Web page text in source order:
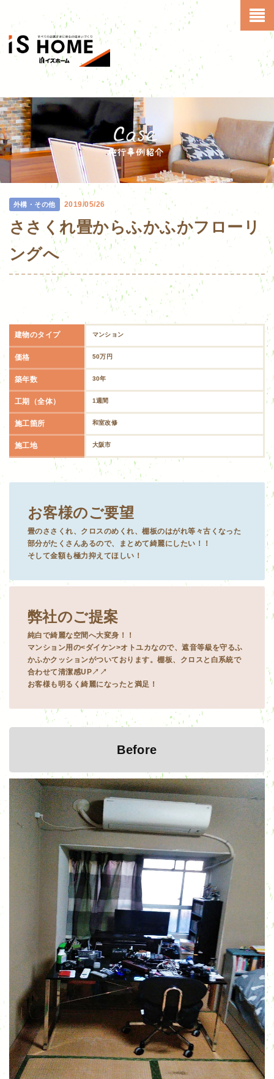
外構・その他 2019/05/26
ささくれ畳からふかふかフローリ
ングへ
建物のタイプ マンション
価格 50万円
築年数 30年
工期（全体） 1週間
施工箇所 和室改修
施工地 大阪市
お客様のご要望
畳のささくれ、クロスのめくれ、棚板のはがれ等々古くなった
部分がたくさんあるので、まとめて綺麗にしたい！！
そして金額も極力抑えてほしい！
弊社のご提案
純白で綺麗な空間へ大変身！！
マンション用の<ダイケン>オトユカなので、遮音等級を守るふ
かふかクッションがついております。棚板、クロスと白系統で
合わせて清潔感UP↗↗
お客様も明るく綺麗になったと満足！
Before